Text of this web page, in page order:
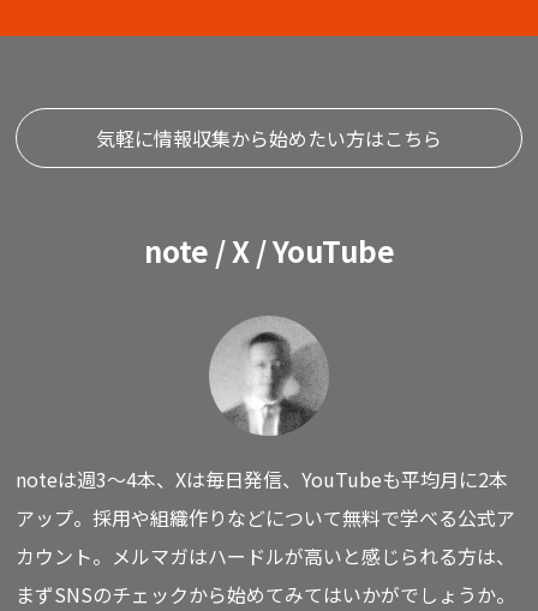
気軽に情報収集から始めたい方はこちら
note / X / YouTube
noteは週3〜4本、Xは毎日発信、YouTubeも平均月に2本
アップ。採用や組織作りなどについて無料で学べる公式ア
カウント。 メルマガはハードルが高いと感じられる方は、
まずSNSのチェックから始めてみてはいかがでしょうか。